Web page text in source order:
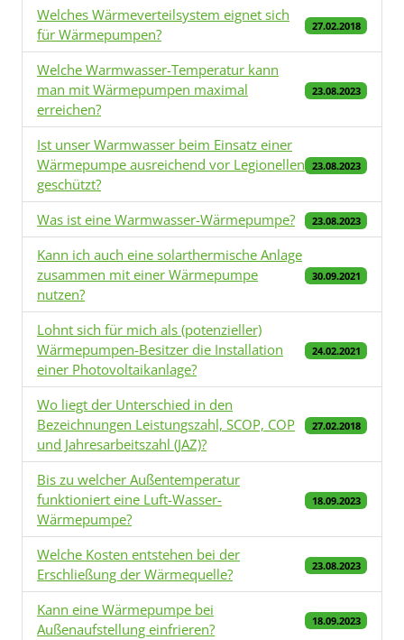
Welches Wärmeverteilsystem eignet sich
für Wärmepumpen?
27.02.2018
Welche Warmwasser-Temperatur kann
man mit Wärmepumpen maximal
erreichen?
23.08.2023
Ist unser Warmwasser beim Einsatz einer
Wärmepumpe ausreichend vor Legionellen
geschützt?
23.08.2023
Was ist eine Warmwasser-Wärmepumpe? 23.08.2023
Kann ich auch eine solarthermische Anlage
zusammen mit einer Wärmepumpe
nutzen?
30.09.2021
Lohnt sich für mich als (potenzieller)
Wärmepumpen-Besitzer die Installation
einer Photovoltaikanlage?
24.02.2021
Wo liegt der Unterschied in den
Bezeichnungen Leistungszahl, SCOP, COP
und Jahresarbeitszahl (JAZ)?
27.02.2018
Bis zu welcher Außentemperatur
funktioniert eine Luft-Wasser-
Wärmepumpe?
18.09.2023
Welche Kosten entstehen bei der
Erschließung der Wärmequelle?
23.08.2023
Kann eine Wärmepumpe bei
Außenaufstellung einfrieren?
18.09.2023